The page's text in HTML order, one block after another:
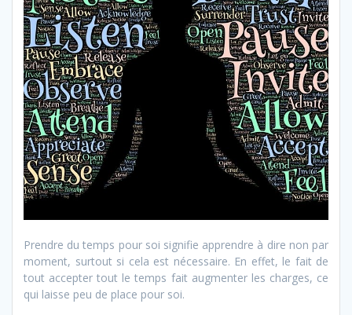
Prendre du temps pour soi signifie apprendre à dire non par
moment, surtout si cela est nécessaire. En effet, le fait de
tout accepter tout le temps fait augmenter les charges, ce
qui laisse peu de place pour soi.